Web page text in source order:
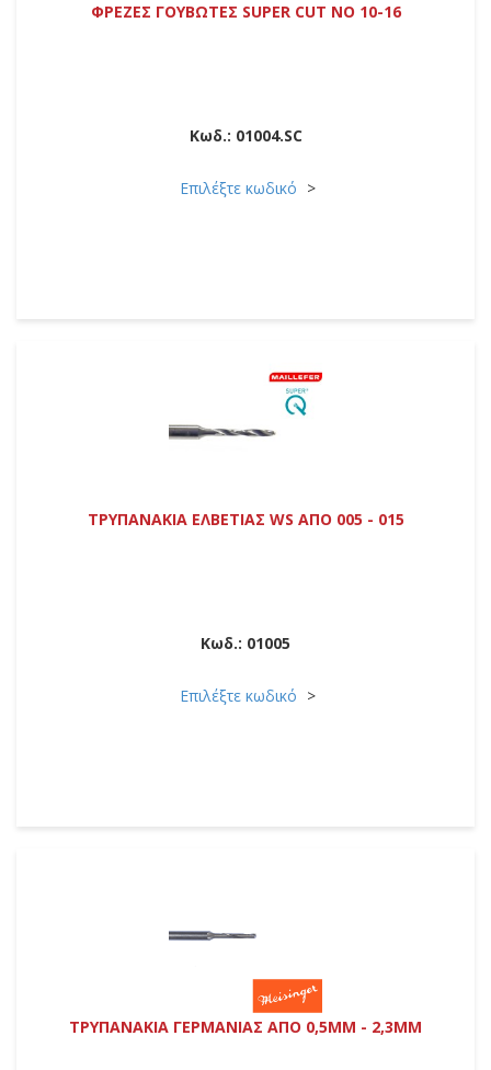
ΦΡΕΖΕΣ ΓΟΥΒΩΤΕΣ SUPER CUT NO 10-16
Κωδ.: 01004.SC
Επιλέξτε κωδικό
ΤΡΥΠΑΝΑΚΙΑ ΕΛΒΕΤΙΑΣ WS ΑΠΟ 005 - 015
Κωδ.: 01005
Επιλέξτε κωδικό
ΤΡΥΠΑΝΑΚΙΑ ΓΕΡΜΑΝΙΑΣ ΑΠΟ 0,5MM - 2,3MM